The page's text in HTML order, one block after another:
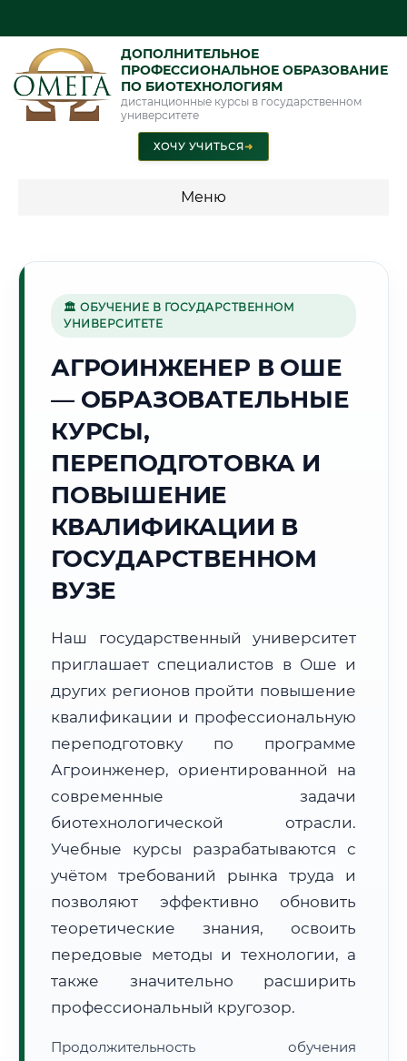
ДОПОЛНИТЕЛЬНОЕ
ПРОФЕССИОНАЛЬНОЕ ОБРАЗОВАНИЕ
ПО БИОТЕХНОЛОГИЯМ
дистанционные курсы в государственном
университете
ХОЧУ УЧИТЬСЯ➜
Меню
🌄
Г. ОШ
08:37:17
Пятница, 7 Августа
2026 г.
Погода в г. Ош:☀️ +25°C, Ясно
🌅 Восход: 06:11 🌇 Закат:20:17
Субъект:
Кыргызская Республика
Формат учебы:
Дистанционно
🗺️ Зона обслуживания: г. Ош
• Маршрут транзита:~1 778 км
📜 Документы и аккредитация
🏛 ОБУЧЕНИЕ В ГОСУДАРСТВЕННОМ
УНИВЕРСИТЕТЕ
АГРОИНЖЕНЕР В ОШЕ
— ОБРАЗОВАТЕЛЬНЫЕ
КУРСЫ,
ПЕРЕПОДГОТОВКА И
ПОВЫШЕНИЕ
КВАЛИФИКАЦИИ В
ГОСУДАРСТВЕННОМ
ВУЗЕ
Наш государственный университет
приглашает специалистов в Оше и
других регионов пройти повышение
квалификации и профессиональную
переподготовку по программе
Агроинженер, ориентированной на
современные задачи
биотехнологической отрасли.
Учебные курсы разрабатываются с
учётом требований рынка труда и
позволяют эффективно обновить
теоретические знания, освоить
передовые методы и технологии, а
также значительно расширить
профессиональный кругозор.
Продолжительность обучения